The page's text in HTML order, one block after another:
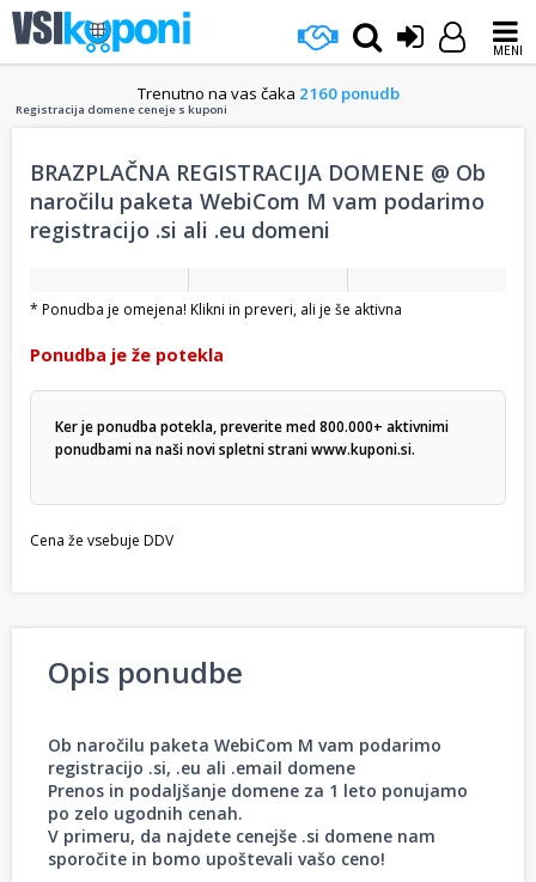
MENI
Trenutno na vas čaka 2160 ponudb
Registracija domene ceneje s kuponi
BRAZPLAČNA REGISTRACIJA DOMENE @ Ob
naročilu paketa WebiCom M vam podarimo
registracijo .si ali .eu domeni
* Ponudba je omejena! Klikni in preveri, ali je še aktivna
Ponudba je že potekla
Ker je ponudba potekla, preverite med 800.000+ aktivnimi
ponudbami na naši novi spletni straniwww.kuponi.si.
Cena že vsebuje DDV
Opis ponudbe
Ob naročilu paketa WebiCom M vam podarimo
registracijo .si, .eu ali .email domene
Prenos in podaljšanje domene za 1 leto ponujamo
po zelo ugodnih cenah.
V primeru, da najdete cenejše .si domene nam
sporočite in bomo upoštevali vašo ceno!